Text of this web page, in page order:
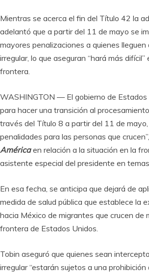
Mientras se acerca el fin del Título 42 la
adelantó que a partir del 11 de mayo se
mayores penalizaciones a quienes lleguen
irregular, lo que aseguran “hará más difícil”
frontera.
WASHINGTON — El gobierno de Estados
para hacer una transición al
través del Título 8 a partir del 11 de mayo,
penalidades para las personas que
Américaen relación a la situación en la
asistente especial del presidente en
En esa fecha, se anticipa que dejará de
medida de salud pública que establece la
hacia México de migrantes que crucen de
frontera de Estados Unidos.
Tobin aseguró que quienes sean
irregular “estarán sujetos a una prohibición